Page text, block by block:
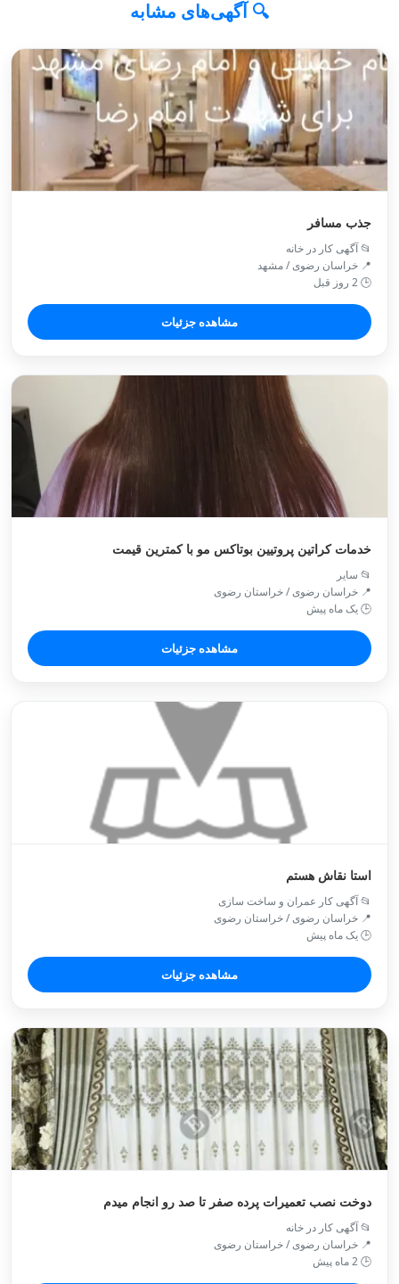
🔍 آگهی‌های مشابه
جذب مسافر
📂 آگهی کار در خانه
📍 خراسان رضوی / مشهد
🕒 2 روز قبل
مشاهده جزئیات
خدمات کراتین پروتیین بوتاکس مو با کمترین قیمت
📂 سایر
📍 خراسان رضوی / خراستان رضوی
🕒 یک ماه پیش
مشاهده جزئیات
استا نقاش هستم
📂 آگهی کار عمران و ساخت سازی
📍 خراسان رضوی / خراستان رضوی
🕒 یک ماه پیش
مشاهده جزئیات
دوخت نصب تعمیرات پرده صفر تا صد رو انجام میدم
📂 آگهی کار در خانه
📍 خراسان رضوی / خراستان رضوی
🕒 2 ماه پیش